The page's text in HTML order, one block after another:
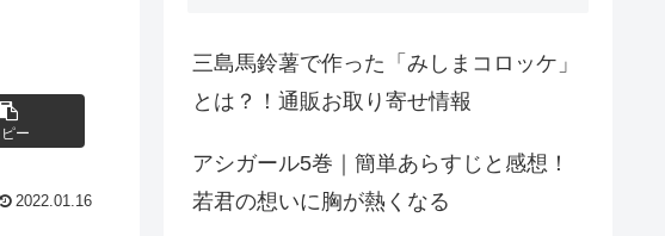
ー
2022.01.16
三島馬鈴薯で作った「みしまコロッケ」
とは？！通販お取り寄せ情報
アシガール5巻｜簡単あらすじと感想！
若君の想いに胸が熱くなる